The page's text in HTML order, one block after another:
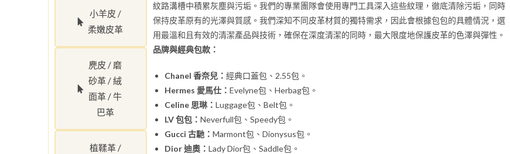
小羊皮 /
柔嫩皮革
麂皮 / 磨
砂革 / 絨
面革 / 牛
巴革
植鞣革 /
紋路溝槽中積累灰塵與污垢。我們的專業團隊會使用專門工具深入這些紋理，徹底清除污垢，同時
保持皮革原有的光澤與質感。我們深知不同皮革材質的獨特需求，因此會根據包包的具體情況，選
用最溫和且有效的清潔產品與技術，確保在深度清潔的同時，最大限度地保護皮革的色澤與彈性。
品牌與經典包款：
Chanel 香奈兒：經典口蓋包、2.55包。
Hermes 愛馬仕：Evelyne包、Herbag包。
Celine 思琳：Luggage包、Belt包。
LV 包包：Neverfull包、Speedy包。
Gucci 古馳：Marmont包、Dionysus包。
Dior 迪奧：Lady Dior包、Saddle包。